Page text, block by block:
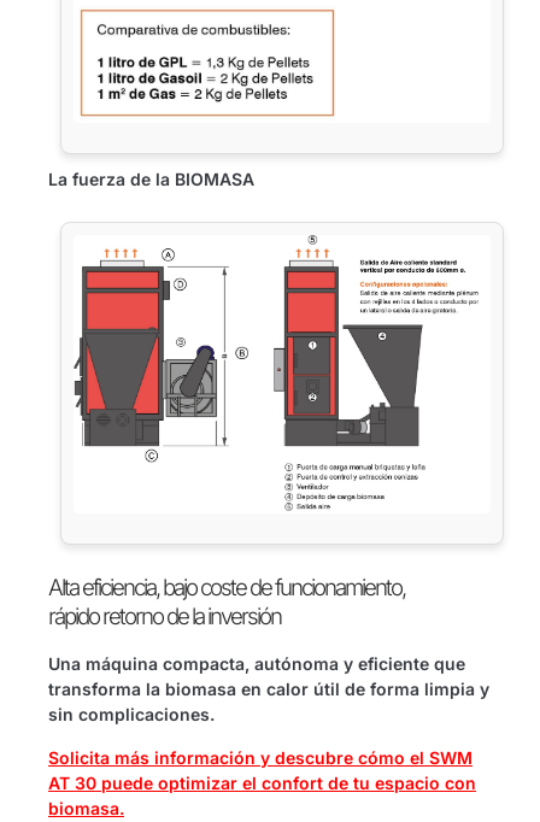
La fuerza de la BIOMASA
Alta eficiencia, bajo coste de funcionamiento,
rápido retorno de la inversión
Una máquina compacta, autónoma y eficiente que
transforma la biomasa en calor útil de forma limpia y
sin complicaciones.
Solicita más información y descubre cómo el SWM
AT 30 puede optimizar el confort de tu espacio con
biomasa.